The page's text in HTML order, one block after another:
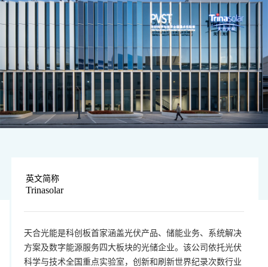
英文简称
Trinasolar
天合光能是科创板首家涵盖光伏产品、储能业务、系统解决
方案及数字能源服务四大板块的光储企业。该公司依托光伏
科学与技术全国重点实验室，创新和刷新世界纪录次数行业